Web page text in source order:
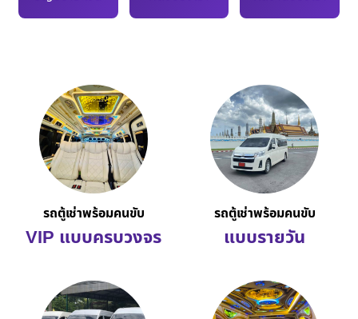
รถตู้เช่าพร้อมคนขับ
VIP แบบครบวงจร
รถตู้เช่าพร้อมคนขับ
แบบรายวัน